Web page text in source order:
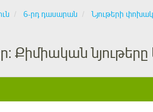
6-րդ դասարան Նյութերի
Քիմիական